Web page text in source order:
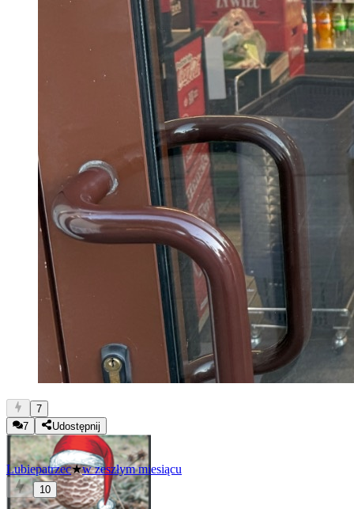
7
7
Udostępnij
Lubiepatrzec★w zeszłym miesiącu
10